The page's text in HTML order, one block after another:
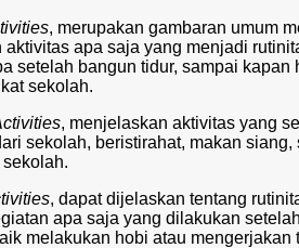
, merupakan gambaran umum
aktivitas apa saja yang menjadi
setelah bangun tidur, sampai
sekolah.
, menjelaskan aktivitas yang
sekolah, beristirahat, makan
, dapat dijelaskan tentang
apa saja yang dilakukan
melakukan hobi atau mengerjakan